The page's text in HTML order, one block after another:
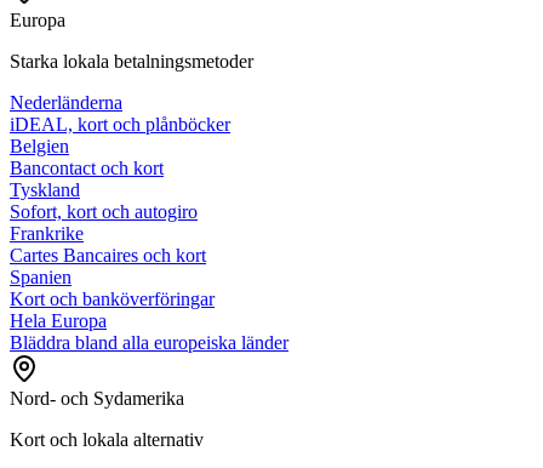
Europa
Starka lokala betalningsmetoder
Nederländerna
iDEAL, kort och plånböcker
Belgien
Bancontact och kort
Tyskland
Sofort, kort och autogiro
Frankrike
Cartes Bancaires och kort
Spanien
Kort och banköverföringar
Hela Europa
Bläddra bland alla europeiska länder
Nord- och Sydamerika
Kort och lokala alternativ